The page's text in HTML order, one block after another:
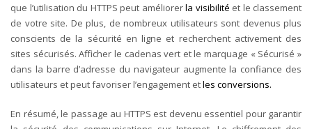
que l’utilisation du HTTPS peut améliorerla visibilité et le classement
de votre site. De plus, de nombreux utilisateurs sont devenus plus
conscients de la sécurité en ligne et recherchent activement des
sites sécurisés. Afficher le cadenas vert et le marquage « Sécurisé »
dans la barre d’adresse du navigateur augmente la confiance des
utilisateurs et peut favoriser l’engagement etles conversions.
En résumé, le passage au HTTPS est devenu essentiel pour garantir